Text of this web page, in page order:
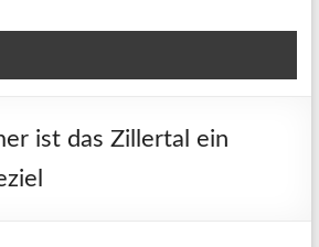
ist das Zillertal ein